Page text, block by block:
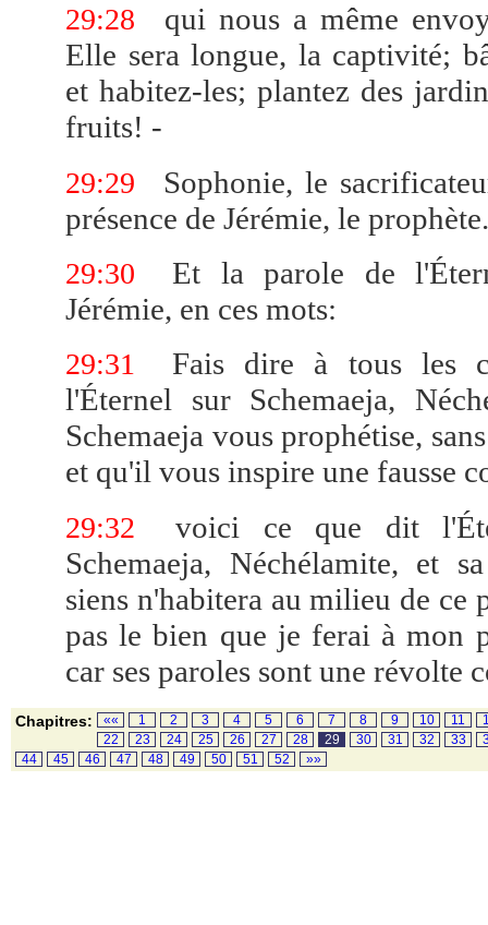
29:28
qui nous a même
Elle sera longue, la captivité;
et habitez-les; plantez des
fruits! -
29:29
Sophonie, le
présence de Jérémie, le
29:30
Et la parole de
Jérémie, en ces mots:
29:31
Fais dire à tous les
l'Éternel sur Schemaeja,
Schemaeja vous prophétise,
et qu'il vous inspire une fausse
29:32
voici ce que dit
Schemaeja, Néchélamite, et
siens n'habitera au milieu de ce
pas le bien que je ferai à mon
car ses paroles sont une révolte
Chapitres: «« 1 2 3 4 5 6 7 8 9 10 11
22
23 24 25 26 27 28 29 30 31 32 33
44
45 46 47 48 49 50 51 52 »»